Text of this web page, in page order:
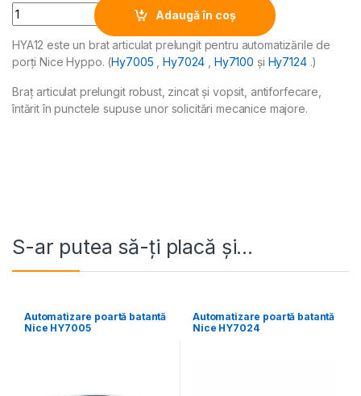
Quantity
Adaugă în coș
HYA12 este un brat articulat prelungit pentru automatizările de
porți Nice Hyppo. (Hy7005 ,Hy7024 Hy7100 și Hy7124.)
Braț articulat prelungit robust, zincat și vopsit, antiforfecare,
întărit în punctele supuse unor solicitări mecanice majore.
S-ar putea să-ți placă și…
Automatizare poartă batantă
Nice HY7005
Automatizare poartă batantă
Nice HY7024